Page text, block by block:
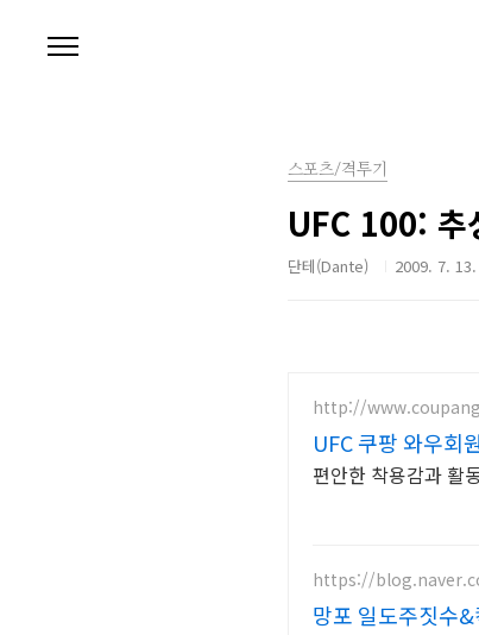
스포츠/격투기
UFC 100: 추
단테(Dante) 2009. 7.
http://
UFC 쿠팡 와우회
편안한 착용감과 활
https://
망포 일도주짓수